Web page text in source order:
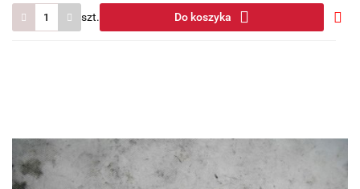
szt. Do koszyka